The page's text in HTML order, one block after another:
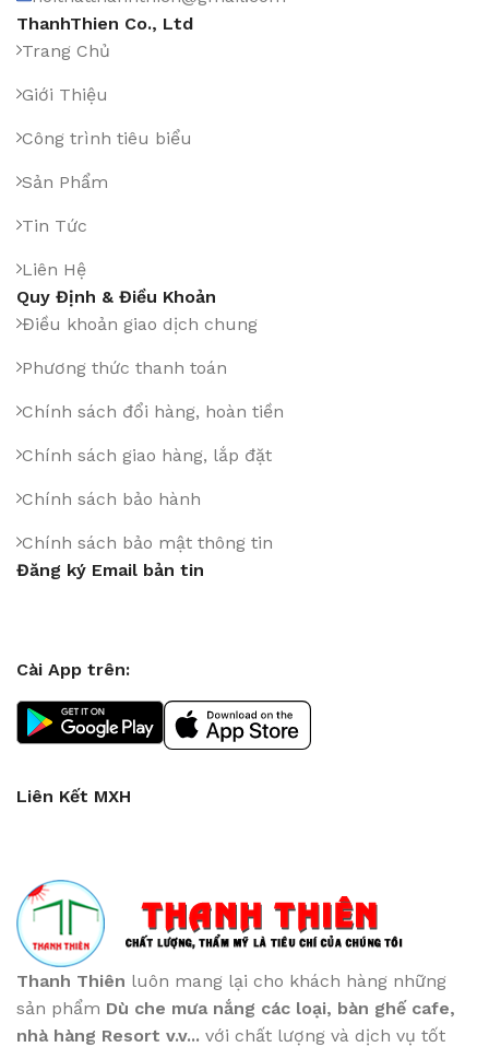
ThanhThien Co., Ltd
Trang Chủ
Giới Thiệu
Công trình tiêu biểu
Sản Phẩm
Tin Tức
Liên Hệ
Quy Định & Điều Khoản
Điều khoản giao dịch chung
Phương thức thanh toán
Chính sách đổi hàng, hoàn tiền
Chính sách giao hàng, lắp đặt
Chính sách bảo hành
Chính sách bảo mật thông tin
Đăng ký Email bản tin
Cài App trên:
Liên Kết MXH
Thanh Thiên luôn mang lại cho khách hàng những
sản phẩm Dù che mưa nắng các loại, bàn ghế cafe,
nhà hàng Resort v.v... với chất lượng và dịch vụ tốt